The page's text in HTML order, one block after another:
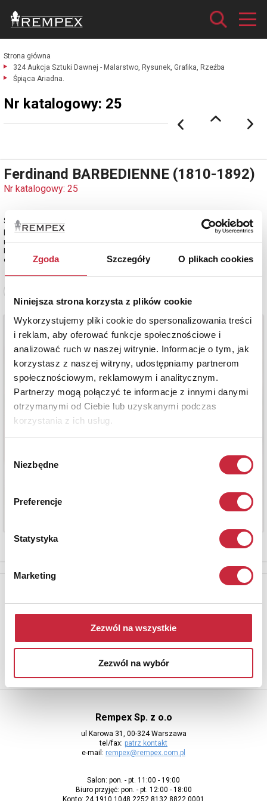
Zgoda Szczegóły O plikach cookies
Niniejsza strona korzysta z plików cookie
Wykorzystujemy pliki cookie do spersonalizowania treści
i reklam, aby oferować funkcje społecznościowe i
analizować ruch w naszej witrynie. Informacje o tym, jak
korzystasz z naszej witryny, udostępniamy partnerom
społecznościowym, reklamowym i analitycznym.
Partnerzy mogą połączyć te informacje z innymi danymi
otrzymanymi od Ciebie lub uzyskanymi podczas
korzystania z ich usług.
zgody
Niezbędne
Preferencje
Statystyka
Marketing
Zezwól na wszystkie
Zezwól na wybór
Strona główna
324 Aukcja Sztuki Dawnej - Malarstwo, Rysunek, Grafika, Rzeźba
Śpiąca Ariadna.
Nr katalogowy: 25
Ferdinand BARBEDIENNE (1810-1892)
Nr katalogowy: 25
Śpiąca Ariadna
brąz patynowany; wys. 39, szer. 50 cm;
na podstawie sygnatura odlewnika: F. BARBEDIENNE
Francja, 2. poł. XIX w.
estymacja: 8 000 - 9 000 zł
Rempex Sp. z o.o
ul Karowa 31, 00-324 Warszawa
tel/fax: patrz kontakt
e-mail: rempex@rempex.com.pl
Salon: pon. - pt. 11:00 - 19:00
Biuro przyjęć: pon. - pt. 12:00 - 18:00